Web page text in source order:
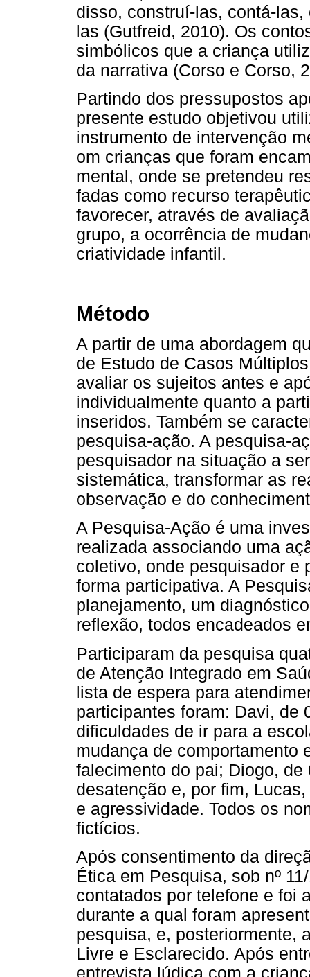
disso, construí-las, contá-
las (Gutfreid, 2010). Os
simbólicos que a criança
da narrativa (Corso e Corso,
Partindo dos pressupostos
presente estudo objetivou
instrumento de intervenção
om crianças que foram
mental, onde se pretendeu
fadas como recurso
favorecer, através de
grupo, a ocorrência de
criatividade infantil.
Método
A partir de uma abordagem
de Estudo de Casos
avaliar os sujeitos antes e
individualmente quanto a
inseridos. Também se
pesquisa-ação. A pesquisa-
pesquisador na situação a
sistemática, transformar as
observação e do
A Pesquisa-Ação é uma
realizada associando uma
coletivo, onde pesquisador e
forma participativa. A
planejamento, um
reflexão, todos encadeados
Participaram da pesquisa
de Atenção Integrado em
lista de espera para
participantes foram: Davi, de
dificuldades de ir para a
mudança de comportamento
falecimento do pai; Diogo,
desatenção e, por fim,
e agressividade. Todos os
fictícios.
Após consentimento da
Ética em Pesquisa, sob nº
contatados por telefone e foi
durante a qual foram
pesquisa, e, posteriormente,
Livre e Esclarecido. Após
entrevista lúdica com a